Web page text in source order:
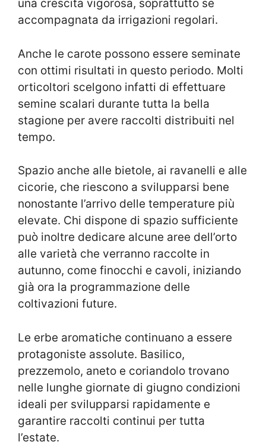
una crescita vigorosa, soprattutto se
accompagnata da irrigazioni regolari.
Anche le carote possono essere seminate
con ottimi risultati in questo periodo. Molti
orticoltori scelgono infatti di effettuare
semine scalari durante tutta la bella
stagione per avere raccolti distribuiti nel
tempo.
Spazio anche alle bietole, ai ravanelli e alle
cicorie, che riescono a svilupparsi bene
nonostante l’arrivo delle temperature più
elevate. Chi dispone di spazio sufficiente
può inoltre dedicare alcune aree dell’orto
alle varietà che verranno raccolte in
autunno, come finocchi e cavoli, iniziando
già ora la programmazione delle
coltivazioni future.
Le erbe aromatiche continuano a essere
protagoniste assolute. Basilico,
prezzemolo, aneto e coriandolo trovano
nelle lunghe giornate di giugno condizioni
ideali per svilupparsi rapidamente e
garantire raccolti continui per tutta
l’estate.